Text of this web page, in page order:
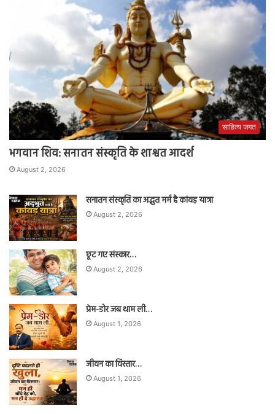
साहित्य जगत
भगवान शिव: सनातन संस्कृति के शाश्वत आदर्श
August 2, 2026
सनातन संस्कृति का अद्भुत मर्म है कांवड़ यात्रा
August 2, 2026
छूट गए संस्कार…
August 2, 2026
प्रेम-डोर जब थाम ली…
August 1, 2026
जीवन का विस्तार…
August 1, 2026